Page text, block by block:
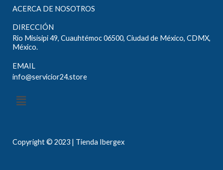
ACERCA DE NOSOTROS
DIRECCIÓN
Rio Misisipi 49, Cuauhtémoc 06500, Ciudad de México, CDMX,
México.
EMAIL
info@servicior24.store
Menú
Copyright © 2023 | Tienda Ibergex